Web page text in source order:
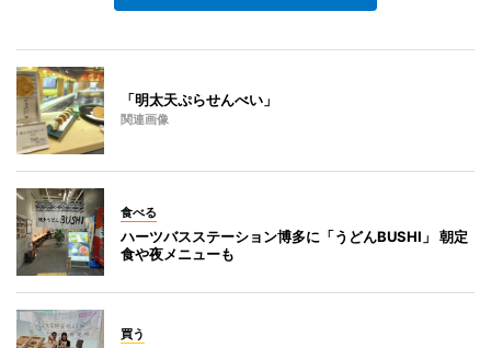
「明太天ぷらせんべい」
関連画像
食べる
ハーツバスステーション博多に「うどんBUSHI」 朝定
食や夜メニューも
買う